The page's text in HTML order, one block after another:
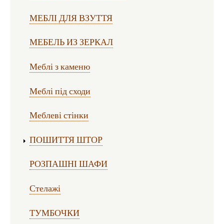
МЕБЛІ ДЛЯ ВЗУТТЯ
МЕБЕЛЬ ИЗ ЗЕРКАЛ
Меблі з каменю
Меблі під сходи
Меблеві стінки
ПОШИТТЯ ШТОР
РОЗПАШНІ ШАФИ
Стелажі
ТУМБОЧКИ